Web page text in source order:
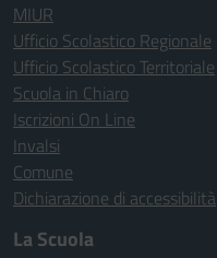
MIUR
Ufficio Scolastico Regionale
Ufficio Scolastico Territoriale
Scuola in Chiaro
Iscrizioni On Line
Invalsi
Comune
Dichiarazione di accessibilità
La Scuola